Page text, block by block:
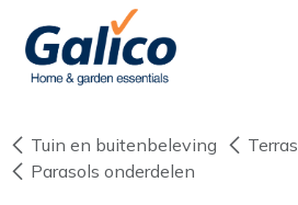
Overslaan naar inhoud
Tuin en buitenbeleving
Terras
Parasols onderdelen